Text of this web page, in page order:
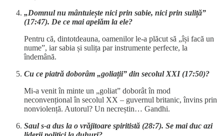
„Domnul nu mântuiește nici prin sabie, nici prin suliță”
(17:47). De ce mai apelăm la ele?
Pentru că, dintotdeauna, oamenilor le-a plăcut să „își facă un
nume”, iar sabia și sulița par instrumente perfecte, la
îndemână.
Cu ce piatră doborâm „goliații” din secolul XXI (17:50)?
Mi-a venit în minte un „goliat” doborât în mod
neconvențional în secolul XX – guvernul britanic, învins prin
nonviolență. Autorul? Un necreștin… Gandhi.
Saul s-a dus la o vrăjitoare spiritistă (28:7). Se mai duc azi